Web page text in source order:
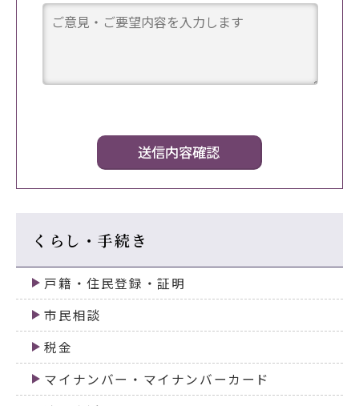
くらし・手続き
戸籍・住民登録・証明
市民相談
税金
マイナンバー・マイナンバーカード